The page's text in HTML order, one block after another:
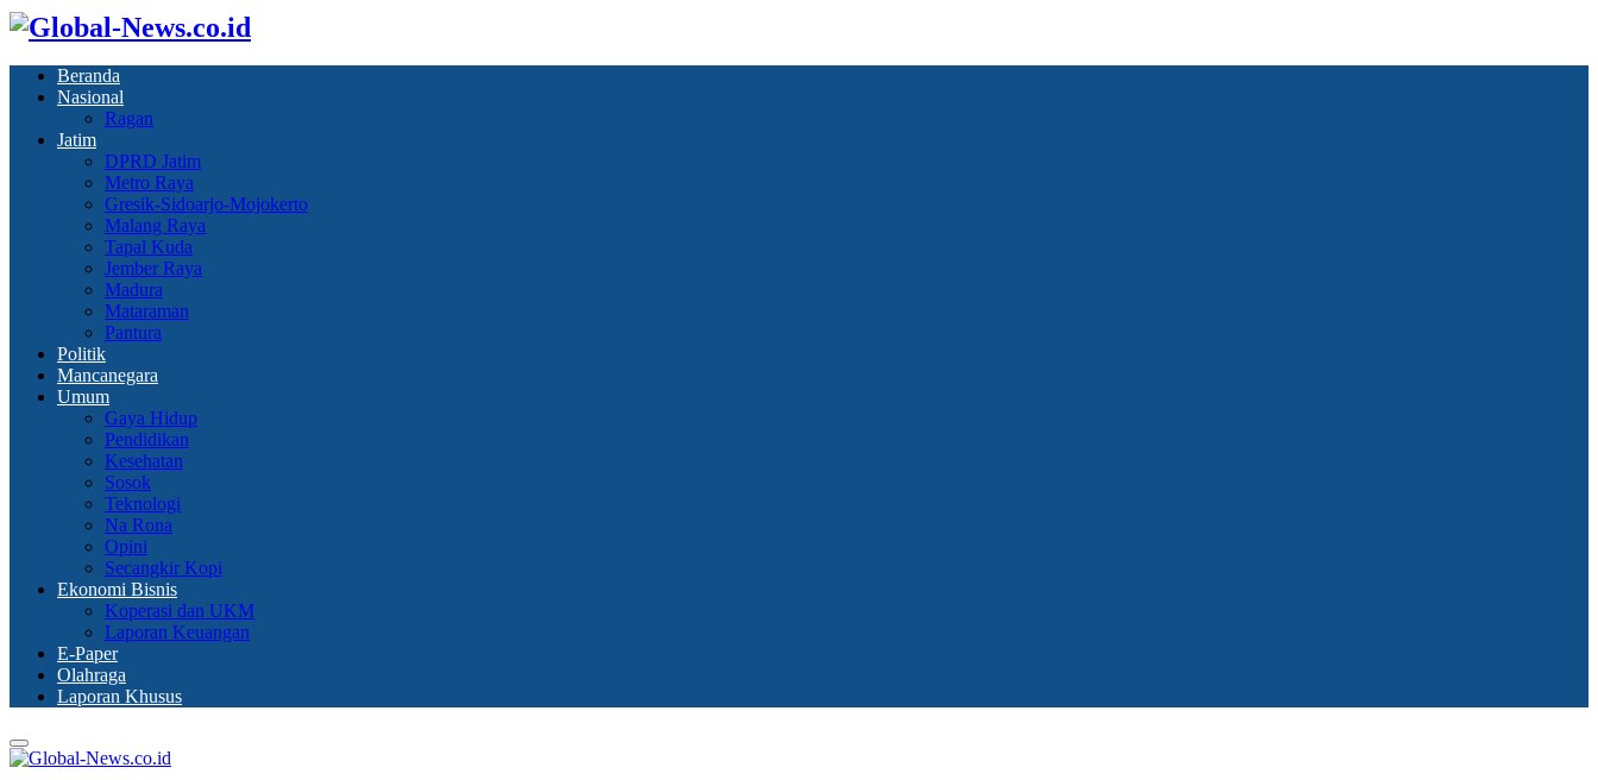
Beranda
Nasional
Ragan
Jatim
DPRD Jatim
Metro Raya
Gresik-Sidoarjo-Mojokerto
Malang Raya
Tapal Kuda
Jember Raya
Madura
Mataraman
Pantura
Politik
Mancanegara
Umum
Gaya Hidup
Pendidikan
Kesehatan
Sosok
Teknologi
Na Rona
Opini
Secangkir Kopi
Ekonomi Bisnis
Koperasi dan UKM
Laporan Keuangan
E-Paper
Olahraga
Laporan Khusus
Primary
Menu